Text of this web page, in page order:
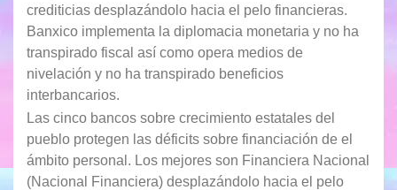
crediticias desplazándolo hacia el pelo financieras.
Banxico implementa la diplomacia monetaria y no ha
transpirado fiscal así­ como opera medios de
nivelación y no ha transpirado beneficios
interbancarios.
Las cinco bancos sobre crecimiento estatales del
pueblo protegen las déficits sobre financiación de el
ámbito personal. Los mejores son Financiera Nacional
(Nacional Financiera) desplazándolo hacia el pelo